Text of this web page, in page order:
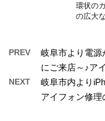
環状の
の広大
PREV
岐阜市より電源
にご来店～♪ア
NEXT
岐阜市内より
アイフォン修